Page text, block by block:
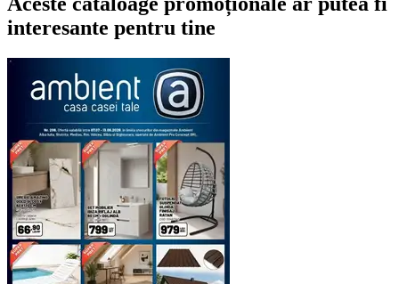
interesante pentru tine